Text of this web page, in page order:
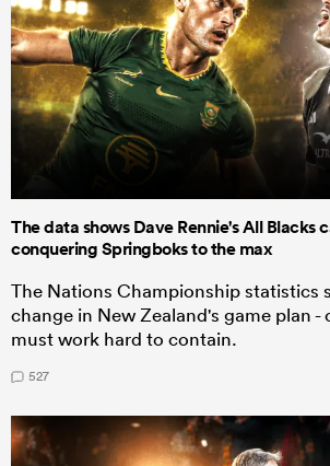
The data shows Dave Rennie's All Blacks
conquering Springboks to the max
The Nations Championship statistics
change in New Zealand's game plan -
must work hard to contain.
527